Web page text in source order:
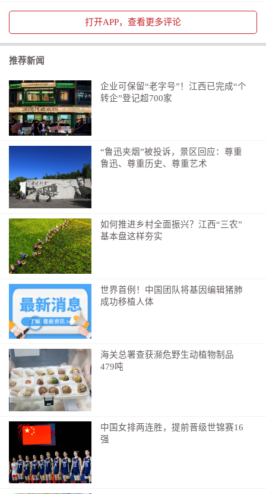
进行合作，接入海上丝绸之路的通道……
在2022年，南康家具按照把订单带回来、知名度打
出去，提升国际市场竞争力和南康家具国际影响力，首
次以行业的名义整体抱团出海，截至2024年初步达成了
“抢市场、抢订单”的目标，拓展了国际市场，提高了南
康家具的国际影响力。据悉，2024年，累计组织39家企
业参加俄罗斯、韩国、日本、阿联酋等国的家具展会，
推动南康家具挺进欧美、东南亚、中亚、中东等19国抢
市场、抢订单，新增海外订单超50亿元。
今年3月，马来西亚吉隆坡家具展览会，接下来的意
大利米兰国际家具展览会、中东迪拜家具和室内装饰展
览会、哈萨克斯坦家具配件及室内装饰展览会……南康
家具与一众知名国际品牌将同台竞技，向全球展示中国
超高的制造水平和工艺技术。
策划：刘小荣
监制：黄铭
执行：黄祥晟
美术：胡麟兰
文案：谢梦丽
制作：游菲菲
英文翻译：匡剑勇
打开APP，查看更多评论
推荐新闻
企业可保留“老字号”！江西已完成“个
转企”登记超700家
“鲁迅夹烟”被投诉，景区回应：尊重
鲁迅、尊重历史、尊重艺术
如何推进乡村全面振兴？江西“三农”
基本盘这样夯实
世界首例！中国团队将基因编辑猪肺
成功移植人体
海关总署查获濒危野生动植物制品
479吨
中国女排两连胜，提前晋级世锦赛16
强